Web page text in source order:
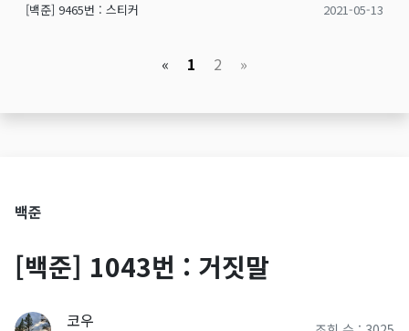
[백준] 9465번 : 스티커 2021-05-13
« 1 2 »
백준
[백준] 1043번 : 거짓말
코우